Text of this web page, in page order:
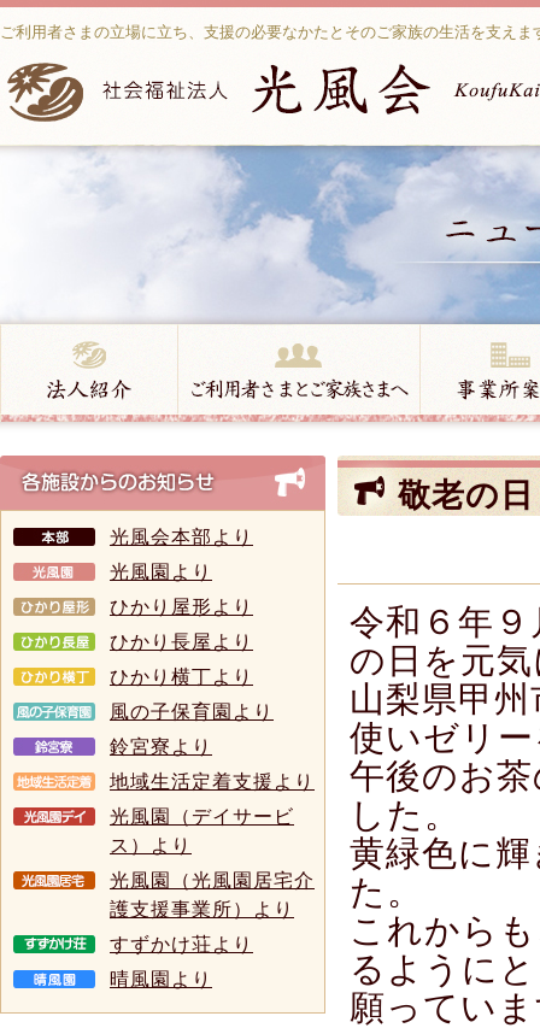
ご利用者さまの立場に立ち、支援の必要なかたとそのご家族の生活を支えま
光風会本部より
光風園より
ひかり屋形より
ひかり長屋より
ひかり横丁より
風の子保育園より
鈴宮寮より
地域生活定着支援より
光風園（デイサービ
ス）より
光風園（光風園居宅介
護支援事業所）より
すずかけ荘より
晴風園より
敬老の
令和６年
の日を元
山梨県甲
使いゼリ
午後のお
した。
黄緑色に
た。
これから
るようにと
願ってい